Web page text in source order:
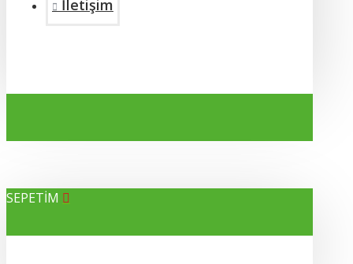
İletişim
SEPETİM